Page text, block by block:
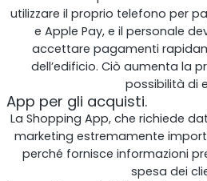
Monitor del rumore del
utilizzare il proprio telefono per
e Apple Pay, e il personale
accettare pagamenti
dell’edificio. Ciò aumenta la
possibilità di
App per gli acquisti.
La Shopping App, che richiede
marketing estremamente
perché fornisce informazioni
spesa dei